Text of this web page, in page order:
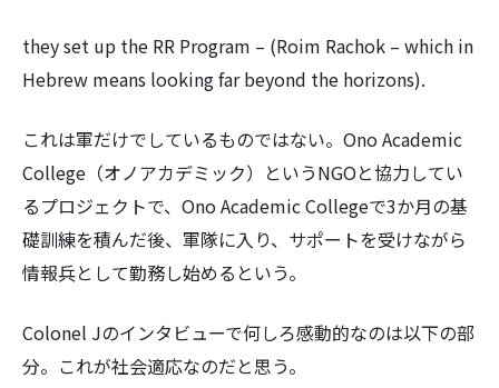
they set up the RR Program – (Roim Rachok – which in
Hebrew means looking far beyond the horizons).
これは軍だけでしているものではない。Ono Academic
College（オノアカデミック）というNGOと協力してい
るプロジェクトで、Ono Academic Collegeで3か月の基
礎訓練を積んだ後、軍隊に入り、サポートを受けながら
情報兵として勤務し始めるという。
Colonel Jのインタビューで何しろ感動的なのは以下の部
分。これが社会適応なのだと思う。